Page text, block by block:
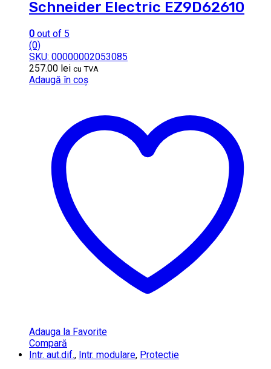
Schneider Electric EZ9D62610
0 out of 5
(0)
SKU: 00000002053085
257.00 lei cu TVA
Adaugă în coș
Adauga la Favorite
Compară
Intr. aut.dif., Intr. modulare, Protectie